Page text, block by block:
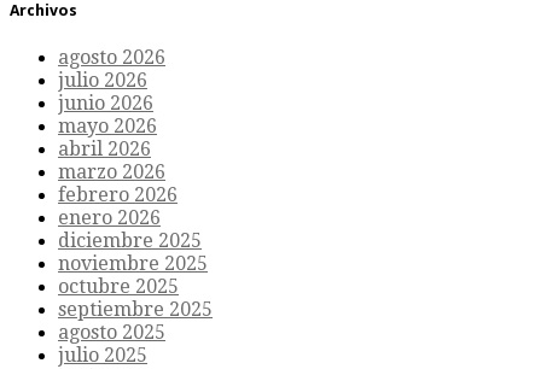
Archivos
agosto 2026
julio 2026
junio 2026
mayo 2026
abril 2026
marzo 2026
febrero 2026
enero 2026
diciembre 2025
noviembre 2025
octubre 2025
septiembre 2025
agosto 2025
julio 2025